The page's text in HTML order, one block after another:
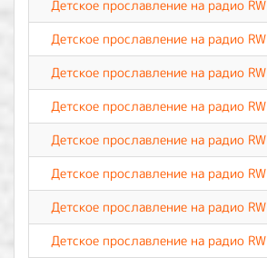
Детское прославление на радио RW
Детское прославление на радио RW
Детское прославление на радио RW
Детское прославление на радио RW
Детское прославление на радио RW
Детское прославление на радио RW
Детское прославление на радио RW
Детское прославление на радио RW